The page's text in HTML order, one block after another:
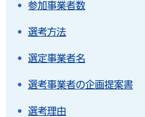
参加事業者数
選考方法
選定事業者名
選考事業者の企画提案書
選考理由